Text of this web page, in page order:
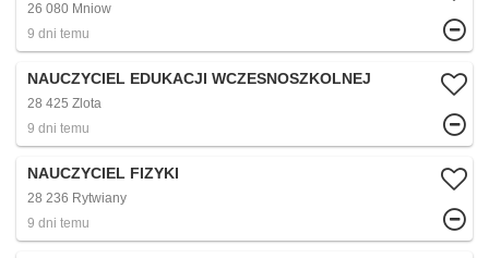
26 080 Mniow
9 dni temu
NAUCZYCIEL EDUKACJI WCZESNOSZKOLNEJ
28 425 Zlota
9 dni temu
NAUCZYCIEL FIZYKI
28 236 Rytwiany
9 dni temu